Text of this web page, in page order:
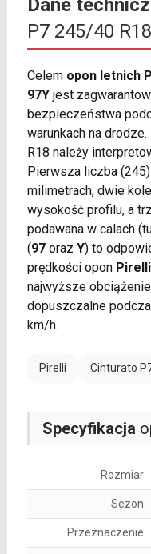
Dane
P7 245/40
Celem opon letnich
97Yjest
bezpieczeństwa
warunkach na
R18 należy
Pierwsza liczba
milimetrach, dwie
wysokość profilu, a
podawana w calach
(97oraz Y) to
prędkości opon
najwyższe
dopuszczalne
km/h.
Pirelli Cinturato
Specyfikacja
Rozmiar
Sezon
Przeznaczenie